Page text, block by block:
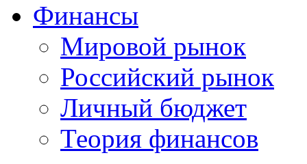
Финансы
Мировой рынок
Российский рынок
Личный бюджет
Теория финансов